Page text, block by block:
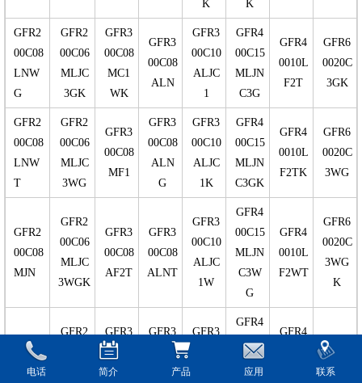
K
K
GFR2
00C08
LNW
G
GFR2
00C06
MLJC
3GK
GFR3
00C08
MC1
WK
GFR3
00C08
ALN
GFR3
00C10
ALJC
1
GFR4
00C15
MLJN
C3G
GFR4
0010L
F2T
GFR6
0020C
3GK
GFR2
00C08
LNW
T
GFR2
00C06
MLJC
3WG
GFR3
00C08
MF1
GFR3
00C08
ALN
G
GFR3
00C10
ALJC
1K
GFR4
00C15
MLJN
C3GK
GFR4
0010L
F2TK
GFR6
0020C
3WG
GFR2
00C08
MJN
GFR2
00C06
MLJC
3WGK
GFR3
00C08
AF2T
GFR3
00C08
ALNT
GFR3
00C10
ALJC
1W
GFR4
00C15
MLJN
C3W
G
GFR4
0010L
F2WT
GFR6
0020C
3WG
K
GFR2
00C08
GFR2
GFR3
00C08
AF2T
GFR3
00C08
ALN
GFR3
GFR4
00C15
MLJN
GFR4
GFR6
0020F
电话 简介 产品 应用 联系